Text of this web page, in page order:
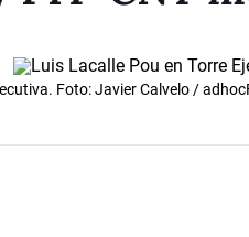
Foto: Javier Calvelo /